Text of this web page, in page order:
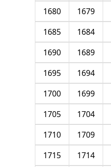
1679
1680
1684
1685
1689
1690
1694
1695
1699
1700
1704
1705
1709
1710
1714
1715